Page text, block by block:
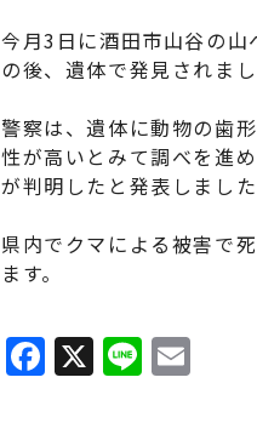
今月3日に酒田市山谷の
の後、遺体で発見されまし
警察は、遺体に動物の歯
性が高いとみて調べを進
が判明したと発表しました
県内でクマによる被害で
ます。
F
a
X Li
n